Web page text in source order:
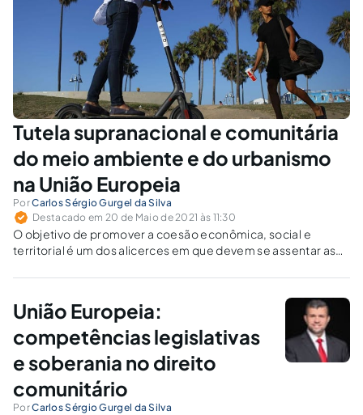
Tutela supranacional e comunitária
do meio ambiente e do urbanismo
na União Europeia
PorCarlos Sérgio Gurgel da Silva
Destacado em 20 de Maio de 2021 às 11:30
O objetivo de promover a coesão econômica, social e
territorial é um dos alicerces em que devem se assentar as
europeu.
União Europeia:
competências legislativas
e soberania no direito
comunitário
PorCarlos Sérgio Gurgel da Silva